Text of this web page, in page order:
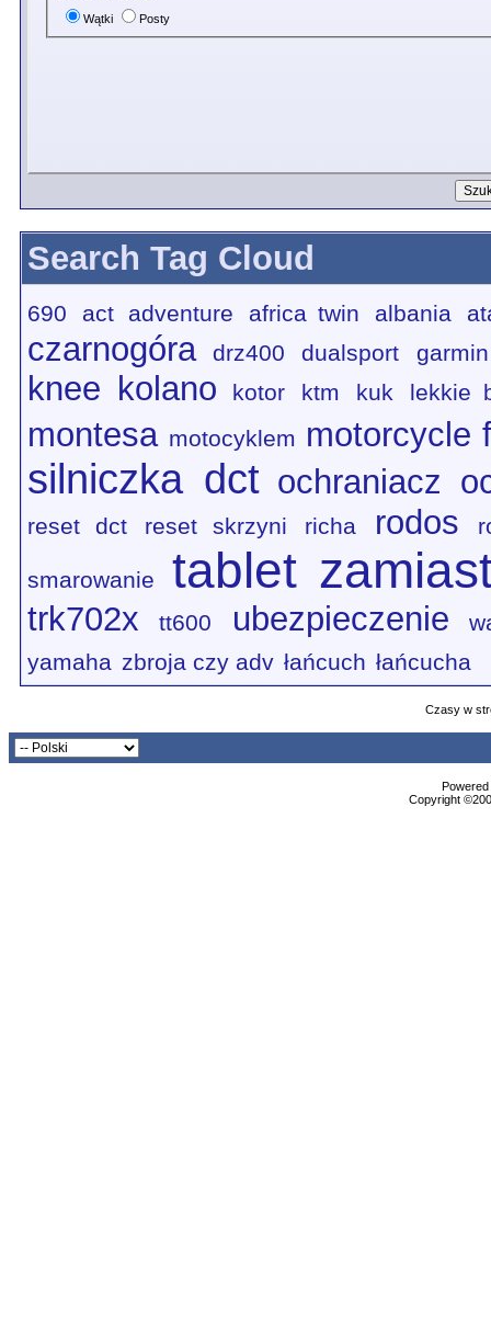
Wątki Posty
Search Tag Cloud
690 act adventure africa twin albania
czarnogóra drz400 dualsport garmin
knee kolano kotor ktm kuk lekkie
montesa motocyklem motorcycle
silniczka dct ochraniacz
reset dct reset skrzyni richa rodos
smarowanie tablet
trk702x tt600 ubezpieczenie
yamaha zbroja czy adv łańcuch łańcucha
Czasy w
Copyright